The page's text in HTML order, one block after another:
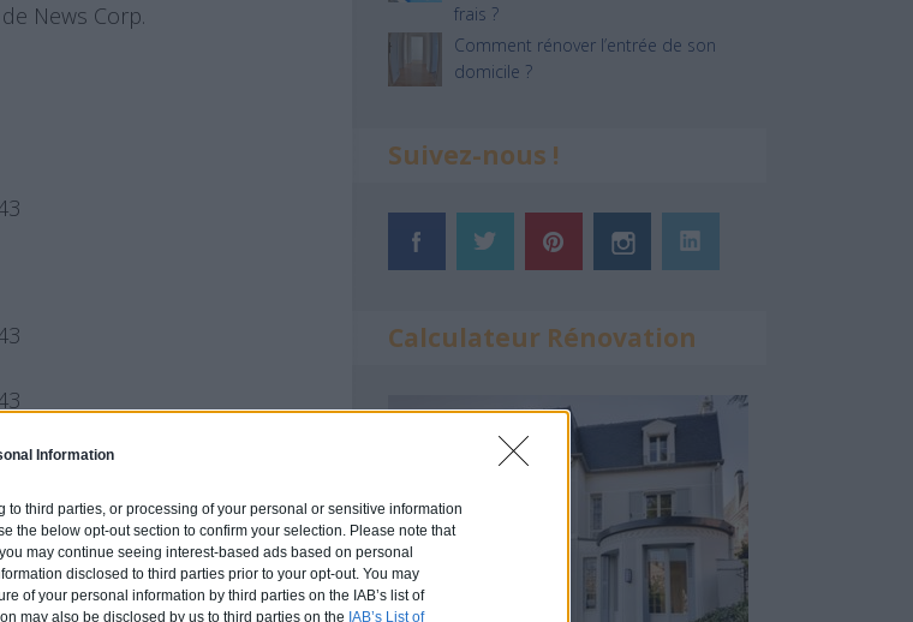
Information
to third parties, or processing of your personal or sensitive information
the below opt-out section to confirm your selection. Please note that
may continue seeing interest-based ads based on personal
disclosed to third parties prior to your opt-out. You may
of your personal information by third parties on the IAB’s list of
may also be disclosed by us to third parties on the IAB’s List of
News Corp.
frais ?
Comment rénover l’entrée de son
domicile ?
Suivez-nous !
Calculateur Rénovation